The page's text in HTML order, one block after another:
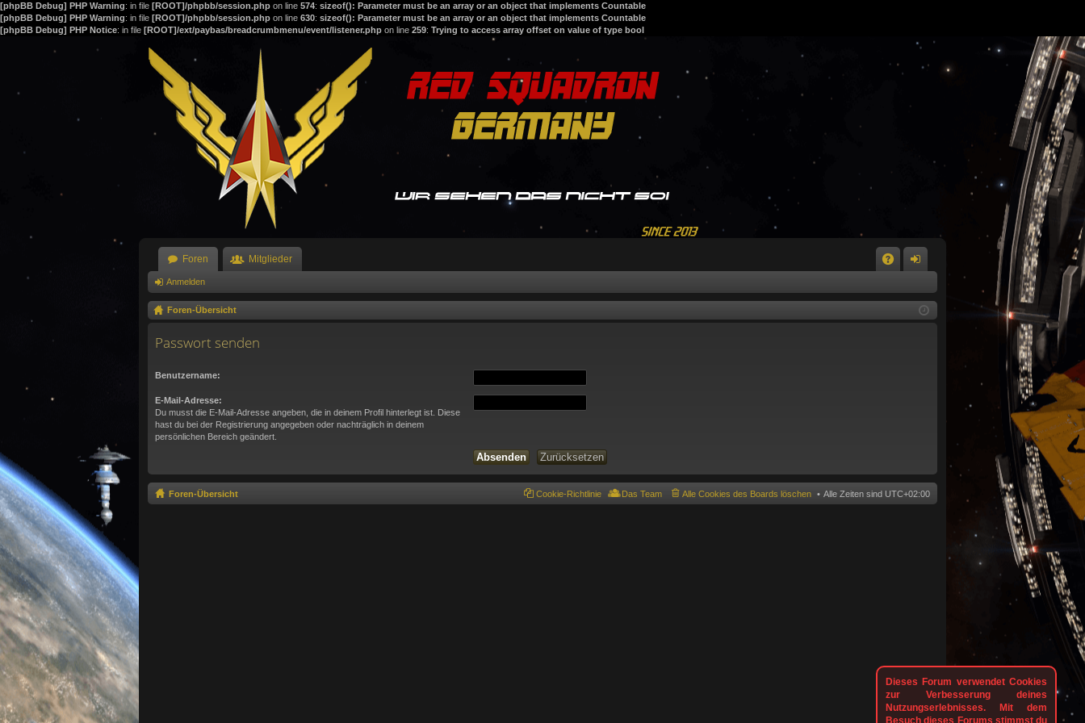
[phpBB Debug] PHP Warning: in file [ROOT]/phpbb/session.php on line 574: sizeof(): Parameter must be an array or an object that implements Countable
[phpBB Debug] PHP Warning: in file [ROOT]/phpbb/session.php on line 630: sizeof(): Parameter must be an array or an object that implements Countable
[phpBB Debug] PHP Notice: in file [ROOT]/ext/paybas/breadcrumbmenu/event/listener.php on line 259: Trying to access array offset on value of type bool
Foren Mitglieder
m
Anmelden
Foren-Übersicht
Passwort senden
Benutzername:
E-Mail-Adresse:
Du musst die E-Mail-Adresse angeben, die in deinem Profil hinterlegt ist. Diese
hast du bei der Registrierung angegeben oder nachträglich in deinem
persönlichen Bereich geändert.
Dieses Forum verwendet Cookies
zur Verbesserung deines
Nutzungserlebnisses. Mit dem
Besuch dieses Forums stimmst du
Foren-Übersicht Alle Zeiten sind UTC+02:00
Alle Cookies des Boards löschen
Das Team
Cookie-Richtlinie